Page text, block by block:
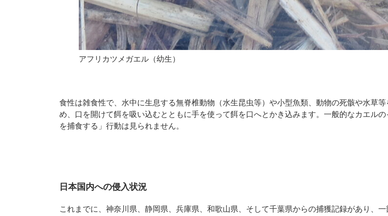
アフリカツメガエル（幼生）
食性は雑食性で、水中に生息する無脊椎動物（水生昆虫等）や小型魚類、動物の死骸や水草
め、口を開けて餌を吸い込むとともに手を使って餌を口へとかき込みます。一般的なカエル
を捕食する」行動は見られません。
日本国内への侵入状況
これまでに、神奈川県、静岡県、兵庫県、和歌山県、そして千葉県からの捕獲記録があり、